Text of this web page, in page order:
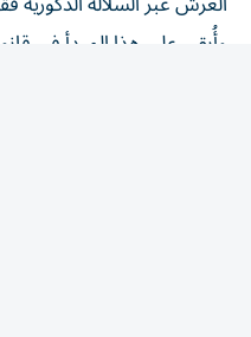
وأُبقي على هذا المبدأ في
الصادر عام 1947.